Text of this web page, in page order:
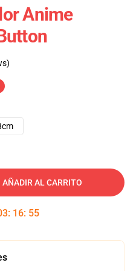
Anime
AÑADIR AL CARRITO
: 16: 54